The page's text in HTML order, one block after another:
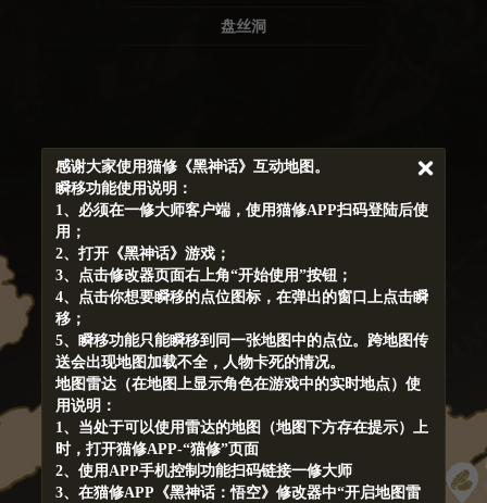
宝箱
宝箱
宝箱
淑玉花
葛蕈
盘丝洞
感谢大家使用猫修《黑神话》互动地图。
瞬移功能使用说明：
1、必须在一修大师客户端，使用猫修APP扫码登陆后使
用；
2、打开《黑神话》游戏；
3、点击修改器页面右上角“开始使用”按钮；
4、点击你想要瞬移的点位图标，在弹出的窗口上点击瞬
移；
5、瞬移功能只能瞬移到同一张地图中的点位。跨地图传
送会出现地图加载不全，人物卡死的情况。
地图雷达（在地图上显示角色在游戏中的实时地点）使
用说明：
1、当处于可以使用雷达的地图（地图下方存在提示）上
时，打开猫修APP-“猫修”页面
2、使用APP手机控制功能扫码链接一修大师
3、在猫修APP《黑神话：悟空》修改器中“开启地图雷